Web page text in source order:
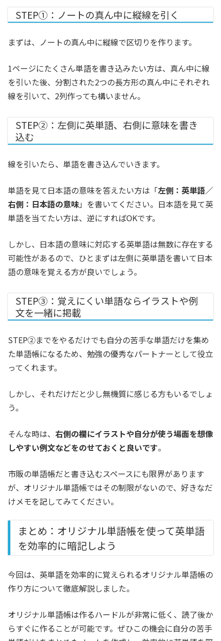
STEP①：ノートの真ん中に縦線を引く
まずは、ノートの真ん中に縦線で区切りを作ります。
1ページにたくさん単語を書き込みたい方は、真ん中に線
を引いた後、分割された2つの長方形の真ん中にそれぞれ
線を引いて、2列作っても構いません。
STEP②：左側に英単語、右側に意味を書き
込む
線を引いたら、単語を書き込んでいきます。
単語を見て日本語の意味を答えたい方は 「左側：英単語／
右側：日本語の意味」 を書いてください。日本語を見て英
単語を当てたい方は、逆にすればOKです。
しかし、日本語の意味に対応する英単語は無数に存在する
可能性があるので、ひとまずは左側に英単語を書いて日本
語の意味を覚える方が良いでしょう。
STEP③：覚えにくい単語ならイラストや例
文を一緒に掲載
STEP②までをやるだけでも自分の苦手な単語だけを集め
た単語帳になるため、勉強の優秀なパートナーとして役立
ってくれます。
しかし、それだけだと少し無機質に感じる方もいるでしょ
う。
そんな時は、 右側の欄にイラストや自分が使う場面を想像
しやすい例文などをのせておくと良いです。
市販の単語帳だと書き込むスペースにも限界があります
が、オリジナル単語帳ではその制限がないので、好きなだ
けメモを記してみてください。
まとめ：オリジナル単語帳を使って英単語
を効率的に暗記しよう
今回は、英単語を効率的に覚えられるオリジナル単語帳の
作り方について徹底解説しました。
オリジナル単語帳は作るハードルが非常に低く、読了後か
らすぐに作ることが可能です。ぜひこの機会に自分の苦手